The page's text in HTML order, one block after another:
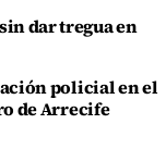
dar tregua en
policial en el
de Arrecife